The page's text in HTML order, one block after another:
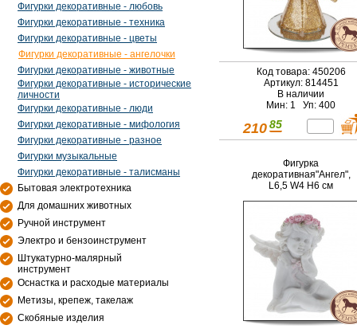
Фигурки декоративные - любовь
Фигурки декоративные - техника
Фигурки декоративные - цветы
Фигурки декоративные - ангелочки
Фигурки декоративные - животные
Фигурки декоративные - исторические
личности
Фигурки декоративные - люди
Фигурки декоративные - мифология
Фигурки декоративные - разное
Фигурки музыкальные
Фигурки декоративные - талисманы
Бытовая электротехника
Для домашних животных
Ручной инструмент
Электро и бензоинструмент
Штукатурно-малярный
инструмент
Оснастка и расходые материалы
Метизы, крепеж, такелаж
Скобяные изделия
Код товара: 450206
Артикул: 814451
В наличии
Мин: 1 Уп: 400
210 85
Фигурка
декоративная"Ангел",
L6,5 W4 H6 см